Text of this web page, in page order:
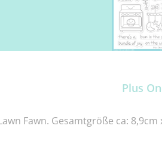
Plus
Fawn. Gesamtgröße ca: